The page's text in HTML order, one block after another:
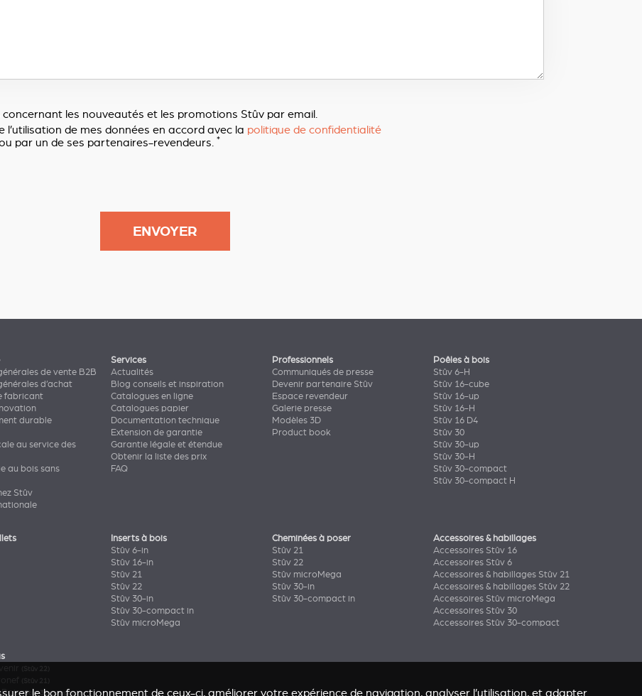
les nouveautés et les promotions Stûv par email.
de mes données en accord avec la politique de confidentialité
par un de ses partenaires-revendeurs. *
de vente B2B
d’achat
fabricant
durable
au service des
au bois sans
Stûv
Services
Actualités
Blog conseils et inspiration
Catalogues en ligne
Catalogues papier
Documentation technique
Extension de garantie
Garantie légale et étendue
Obtenir la liste des prix
FAQ
Professionnels
Communiqués de presse
Devenir partenaire Stûv
Espace revendeur
Galerie presse
Modèles 3D
Product book
Poêles à bois
Stûv 6-H
Stûv 16-cube
Stûv 16-up
Stûv 16-H
Stûv 16 D4
Stûv 30
Stûv 30-up
Stûv 30-H
Stûv 30-compact
Stûv 30-compact H
Inserts à bois
Stûv 6-in
Stûv 16-in
Stûv 21
Stûv 22
Stûv 30-in
Stûv 30-compact in
Stûv microMega
Cheminées à poser
Stûv 21
Stûv 22
Stûv microMega
Stûv 30-in
Stûv 30-compact in
Accessoires & habillages
Accessoires Stûv 16
Accessoires Stûv 6
Accessoires & habillages Stûv 21
Accessoires & habillages Stûv 22
Accessoires Stûv microMega
Accessoires Stûv 30
Accessoires Stûv 30-compact
Bois(Stûv 30 compact)
le bon fonctionnement de ceux-ci, améliorer votre expérience de navigation, analyser l’utilisation, et adapter